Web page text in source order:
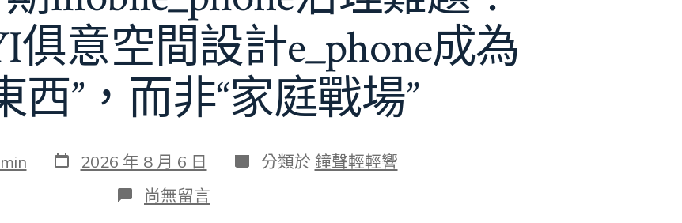
俱意空間設計e_phone成為
西”，而非“家庭戰場”
發
表
2026 年 8 月 6 日 分
類
分類於 鐘聲輕輕響
在
〈若
尚無留言